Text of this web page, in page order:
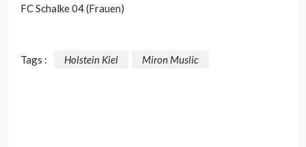
FC Schalke 04 (Frauen)
Tags : Holstein Kiel Miron Muslic